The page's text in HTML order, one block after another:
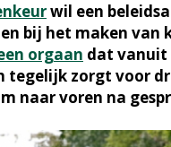
wil een
bij het maken van
orgaan dat vanuit
tegelijk zorgt voor
naar voren na